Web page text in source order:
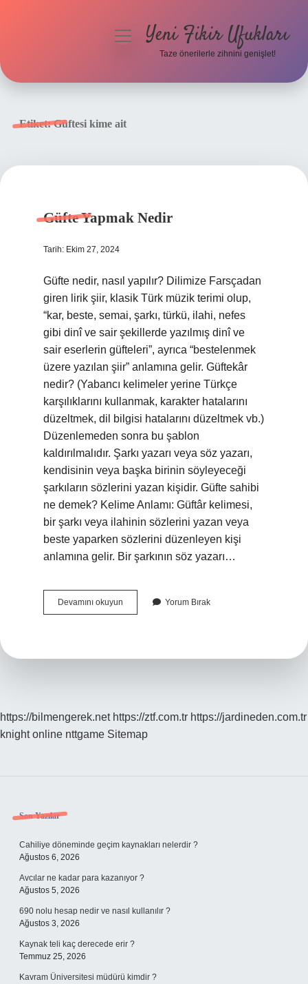
menüyüYeni Fikir Ufukları
Taze önerilerle zihnini genişlet!
Etiket:Güftesi kime ait
Güfte Yapmak Nedir
Tarih: Ekim 27, 2024
Güfte nedir, nasıl yapılır? Dilimize Farsçadan
giren lirik şiir, klasik Türk müzik terimi olup,
“kar, beste, semai, şarkı, türkü, ilahi, nefes
gibi dinî ve sair şekillerde yazılmış dinî ve
sair eserlerin güfteleri”, ayrıca “bestelenmek
üzere yazılan şiir” anlamına gelir. Güftekâr
nedir? (Yabancı kelimeler yerine Türkçe
karşılıklarını kullanmak, karakter hatalarını
düzeltmek, dil bilgisi hatalarını düzeltmek vb.)
Düzenlemeden sonra bu şablon
kaldırılmalıdır. Şarkı yazarı veya söz yazarı,
kendisinin veya başka birinin söyleyeceği
şarkıların sözlerini yazan kişidir. Güfte sahibi
ne demek? Kelime Anlamı: Güftâr kelimesi,
bir şarkı veya ilahinin sözlerini yazan veya
beste yaparken sözlerini düzenleyen kişi
anlamına gelir. Bir şarkının söz yazarı…
Devamını okuyun
Yapmak
Yorum Bırak
https://bilmengerek.net https://ztf.com.tr https://jardineden.com.tr
knight online nttgame Sitemap
Sidebar
Son Yazılar
Cahiliye döneminde geçim kaynakları nelerdir ?
Ağustos 6, 2026
Avcılar ne kadar para kazanıyor ?
Ağustos 5, 2026
690 nolu hesap nedir ve nasıl kullanılır ?
Ağustos 3, 2026
Kaynak teli kaç derecede erir ?
Temmuz 25, 2026
Kavram Üniversitesi müdürü kimdir ?